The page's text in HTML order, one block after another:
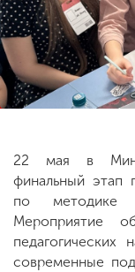
+7 (831)
22 мая в
финальный этап
по методике
Мероприятие
педагогических
современные